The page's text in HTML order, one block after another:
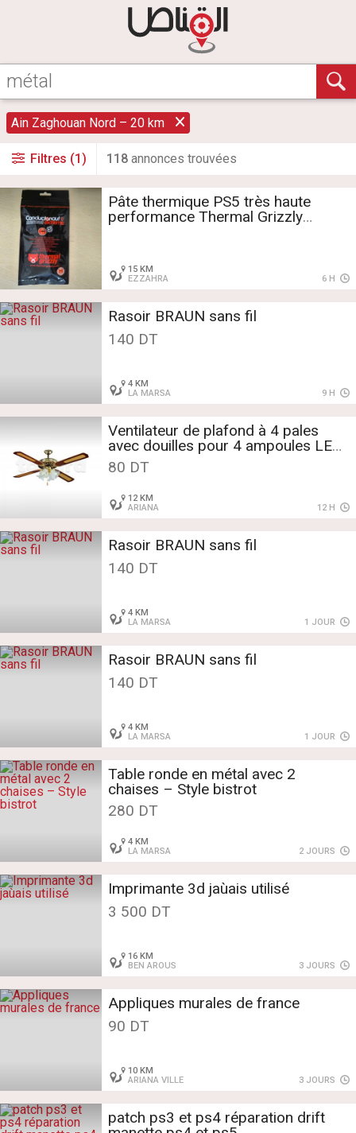
Ain Zaghouan Nord – 20 km
Filtres (1) 118 annonces trouvées
Pâte thermique PS5 très haute
performance Thermal Grizzly
15 KM
EZZAHRA
6 H
Rasoir BRAUN sans fil
140 DT
4 KM
LA MARSA
9 H
Ventilateur de plafond à 4 pales
avec douilles pour 4 ampoules LED
E27
80 DT
12 KM
ARIANA
12 H
Rasoir BRAUN sans fil
140 DT
4 KM
LA MARSA
1 JOUR
Rasoir BRAUN sans fil
140 DT
4 KM
LA MARSA
1 JOUR
Table ronde en métal avec 2
chaises – Style bistrot
280 DT
4 KM
LA MARSA
2 JOURS
Imprimante 3d jaùais utilisé
3 500 DT
16 KM
BEN AROUS
3 JOURS
Appliques murales de france
90 DT
10 KM
ARIANA VILLE
3 JOURS
patch ps3 et ps4 réparation drift